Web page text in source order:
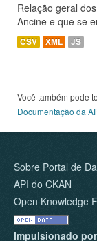
Relação geral
Ancine e que se
CSV XML JS
Você também pode
Documentação da
Sobre Portal de
API do CKAN
Open Knowledge
Impulsionado por